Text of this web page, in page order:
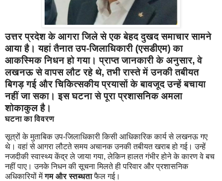
उत्तर प्रदेश के आगरा जिले से एक बेहद दुखद समाचार सामने
आया है। यहां तैनातउप-जिलाधिकारी (एसडीएम)का
आकस्मिक निधन हो गया। प्राप्त जानकारी के अनुसार, वे
लखनऊ से वापस लौट रहे थे, तभी रास्ते में उनकी तबीयत
बिगड़ गई और चिकित्सकीय प्रयासों के बावजूद उन्हें बचाया
नहीं जा सका। इस घटना से पूरा प्रशासनिक अमला
शोकाकुलहै।
घटना का विवरण
सूत्रों के मुताबिक उप-जिलाधिकारी किसी आधिकारिक कार्य से लखनऊ गए
थे। वहां से आगरा लौटते समय अचानक उनकी तबीयत खराब हो गई। उन्हें
नजदीकी स्वास्थ्य केंद्र ले जाया गया, लेकिन हालत गंभीर होने के कारण वे बच
नहीं पाए। उनके निधन की सूचना मिलते ही परिवार और प्रशासनिक
अधिकारियों मेंगम और स्तब्धताफैल गई।